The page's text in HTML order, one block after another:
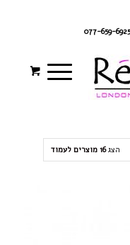
סדרהצג16 מוצרים לעמוד